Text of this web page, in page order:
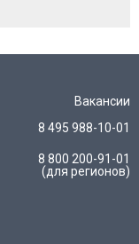
Вакансии
8 495 988-10-01
8 800 200-91-01
(для регионов)